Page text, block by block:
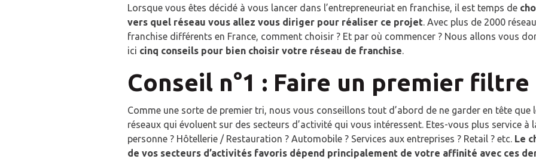
Notre activité
devenir plus efficaces grâce à une large gamme
de solutions et de services sur mesure.
EN SAVOIR PLUS
Devenez franchisé
être une référence dans les secteurs du e-
commerce, de l'expédition et de l'emballage, de
EN SAVOIR PLUS
Opportunités en franchise
boostez votre carrière en fournissant des
solutions professionnelles aux petites et
EN SAVOIR PLUS
A propos de Mail Boxes Etc.
fournit une large gamme de services de qualité
aux professionnels comme aux particuliers.
EN SAVOIR PLUS
Lorsque vous êtes décidé à vous lancer dans l’entrepreneuriat en franchise, il est temps de
vers quel réseau vous allez vous diriger pour réaliser ce projet. Avec plus de 2000
franchise différents en France, comment choisir ? Et par où commencer ? Nous allons vous
ici cinq conseils pour bien choisir votre réseau de franchise.
Conseil n°1 : Faire un premier filtre
Comme une sorte de premier tri, nous vous conseillons tout d’abord de ne garder en tête que
réseaux qui évoluent sur des secteurs d’activité qui vous intéressent. Etes-vous plus service à
personne ? Hôtellerie / Restauration ? Automobile ? Services aux entreprises ? Retail ? etc. Le
de vos secteurs d’activités favoris dépend principalement de votre affinité avec ces